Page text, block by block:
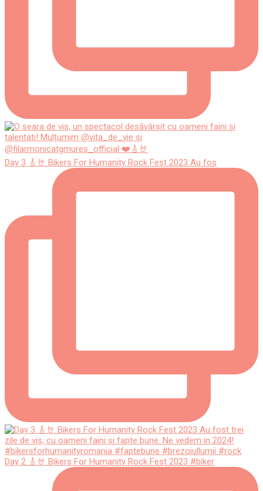
Day 3 🎸🤘 Bikers For Humanity Rock Fest 2023 Au fos
Day 2 🎸🤘 Bikers For Humanity Rock Fest 2023 #biker